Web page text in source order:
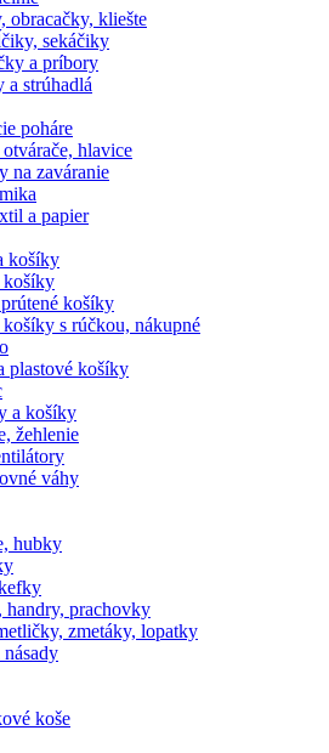
obracačky, kliešte
sekáčiky
a príbory
a strúhadlá
poháre
hlavice
na zaváranie
a papier
košíky
košíky
košíky
košíky s rúčkou, nákupné
plastové košíky
a košíky
žehlenie
váhy
hubky
handry, prachovky
zmetáky, lopatky
koše